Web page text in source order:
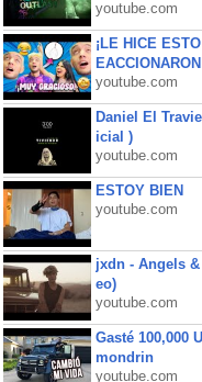
youtube.com
¡LE HICE
youtube.com
Daniel El
icial )
youtube.com
ESTOY BIEN
youtube.com
jxdn - Angels
eo)
youtube.com
Gasté 100,000
mondrin
youtube.com